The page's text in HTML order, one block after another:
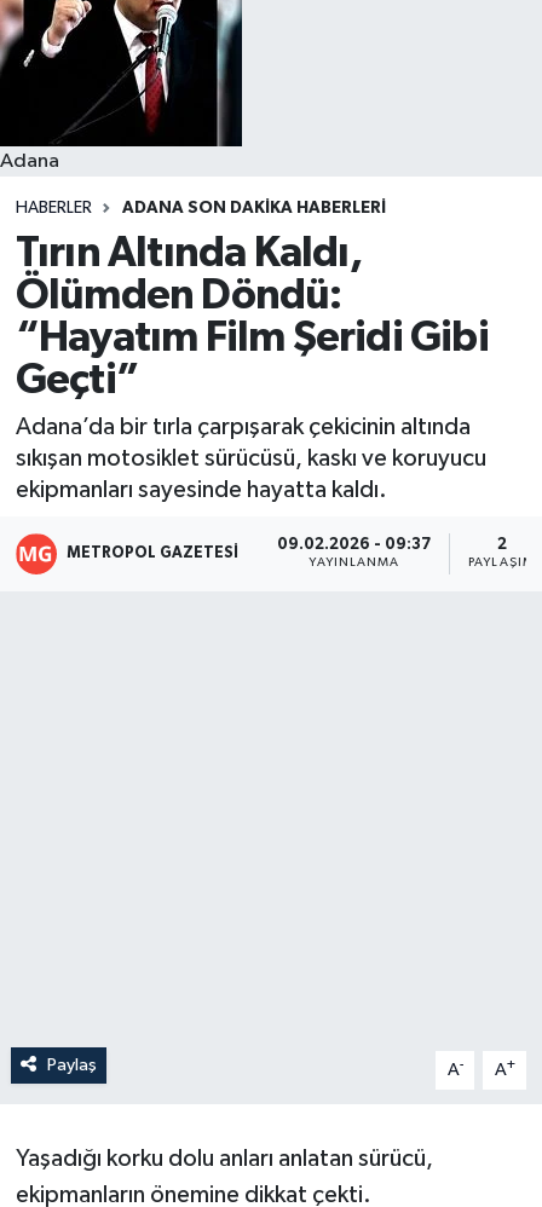
Adana
HABERLER ADANA SON DAKIKA HABERLERI
Tırın Altında Kaldı,
Ölümden Döndü:
“Hayatım Film Şeridi Gibi
Geçti”
Adana’da bir tırla çarpışarak çekicinin altında
sıkışan motosiklet sürücüsü, kaskı ve koruyucu
ekipmanları sayesinde hayatta kaldı.
METROPOL GAZETESI 09.02.2026 - 09:37
YAYINLANMA
2
PAYLAŞIM
Paylaş A- A+
Yaşadığı korku dolu anları anlatan sürücü,
ekipmanların önemine dikkat çekti.
Resmi İlanlar